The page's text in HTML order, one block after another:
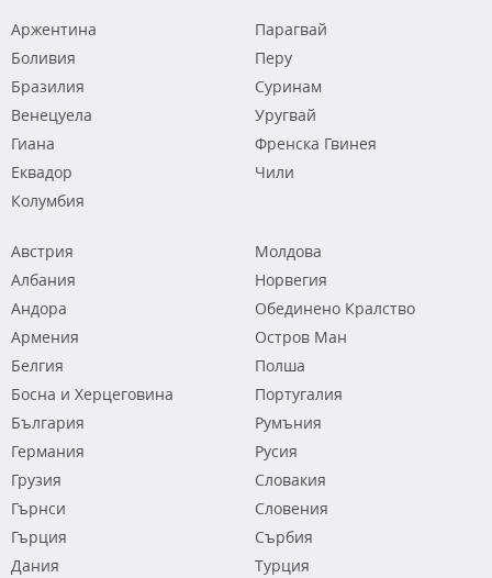
Аржентина
Боливия
Бразилия
Венецуела
Гиана
Еквадор
Колумбия
Парагвай
Перу
Суринам
Уругвай
Френска Гвинея
Чили
Австрия
Албания
Андора
Армения
Белгия
Босна и Херцеговина
България
Германия
Грузия
Гърнси
Гърция
Дания
Молдова
Норвегия
Обединено Кралство
Остров Ман
Полша
Португалия
Румъния
Русия
Словакия
Словения
Сърбия
Турция